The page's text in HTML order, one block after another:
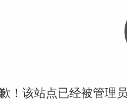
！该站点已经被管理